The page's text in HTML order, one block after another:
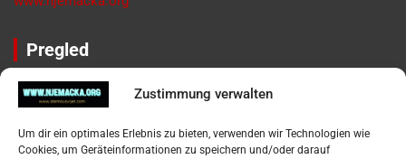
Zustimmung verwalten
Um dir ein optimales Erlebnis zu bieten, verwenden wir Technologien wie
Cookies, um Geräteinformationen zu speichern und/oder darauf
Pregled
Impressum
Datenschutzerklärung
Widerufsbelehrung
Oglašavanje / Postavite svoj oglas